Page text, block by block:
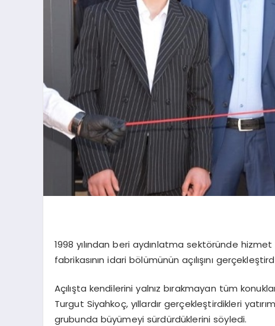
1998 yılından beri aydınlatma sektöründe
fabrikasının idari bölümünün açılışını
Açılışta kendilerini yalnız bırakmayan tüm
Turgut Siyahkoç, yıllardır gerçekleştirdikleri
grubunda büyümeyi sürdürdüklerini söyledi.